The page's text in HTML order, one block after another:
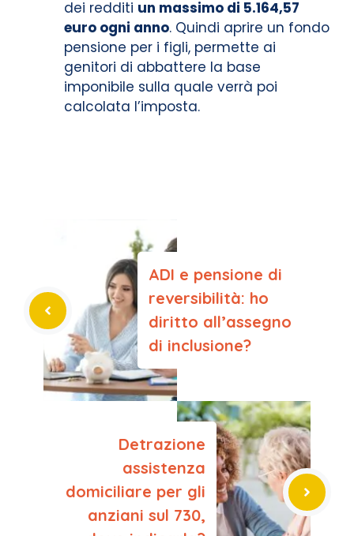
dei redditi un massimo di 5.164,57
euro ogni anno. Quindi aprire un fondo
pensione per i figli, permette ai
genitori di abbattere la base
imponibile sulla quale verrà poi
calcolata l’imposta.
ADI e pensione di
reversibilità: ho
diritto all’assegno
di inclusione?
Detrazione
assistenza
domiciliare per gli
anziani sul 730,